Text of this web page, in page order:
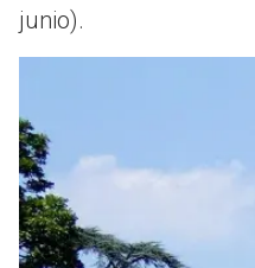
junio).